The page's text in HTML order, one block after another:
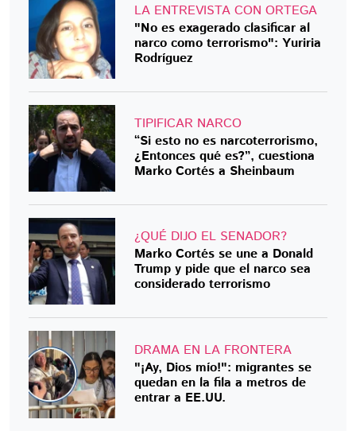
LA ENTREVISTA CON ORTEGA
"No es exagerado clasificar al
narco como terrorismo": Yuriria
Rodríguez
TIPIFICAR NARCO
“Si esto no es narcoterrorismo,
¿Entonces qué es?”, cuestiona
Marko Cortés a Sheinbaum
¿QUÉ DIJO EL SENADOR?
Marko Cortés se une a Donald
Trump y pide que el narco sea
considerado terrorismo
DRAMA EN LA FRONTERA
"¡Ay, Dios mío!": migrantes se
quedan en la fila a metros de
entrar a EE.UU.